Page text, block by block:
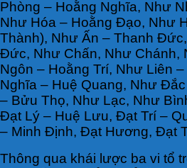
Phòng – Hoằng Nghĩa, Như
Như Hóa – Hoằng Đạo, Như
Thành), Như Ấn – Thanh
Đức, Như Chấn, Như Chánh,
Ngôn – Hoằng Trí, Như Liên
Nghĩa – Huệ Quang, Như
– Bửu Thọ, Như Lạc, Như
Đạt Lý – Huệ Lưu, Đạt Trí –
– Minh Định, Đạt Hương, Đạt
Thông qua khái lược ba vi tổ